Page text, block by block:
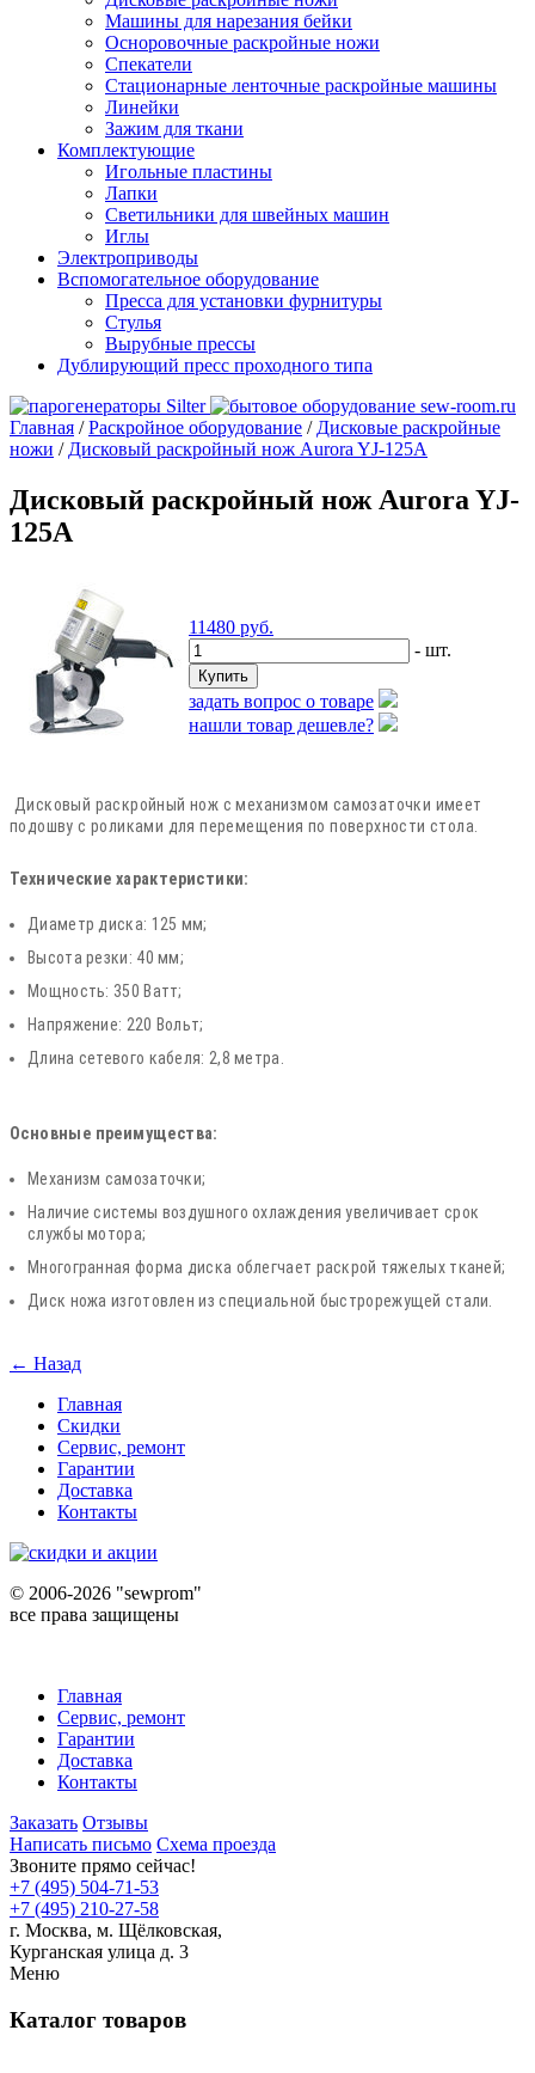
Машины для нарезания бейки
Осноровочные раскройные ножи
Спекатели
Стационарные ленточные раскройные машины
Линейки
Зажим для ткани
Комплектующие
Игольные пластины
Лапки
Светильники для швейных машин
Иглы
Электроприводы
Вспомогательное оборудование
Пресса для установки фурнитуры
Стулья
Вырубные прессы
Дублирующий пресс проходного типа
Главная /Раскройное оборудование / Дисковые раскройные
ножи / Дисковый раскройный нож Aurora YJ-125A
Дисковый раскройный нож Aurora YJ-
125A
11480 руб.
- шт.
задать вопрос о товаре
нашли товар дешевле?
Дисковый раскройный нож с механизмом самозаточки имеет
подошву с роликами для перемещения по поверхности стола.
Технические характеристики:
Диаметр диска: 125 мм;
Высота резки: 40 мм;
Мощность: 350 Ватт;
Напряжение: 220 Вольт;
Длина сетевого кабеля: 2,8 метра.
Основные преимущества:
Механизм самозаточки;
Наличие системы воздушного охлаждения увеличивает срок
службы мотора;
Многогранная форма диска облегчает раскрой тяжелых тканей;
Диск ножа изготовлен из специальной быстрорежущей стали.
← Назад
Главная
Скидки
Сервис, ремонт
Гарантии
Доставка
Контакты
© 2006-2026 "sewprom"
все права защищены
Главная
Сервис, ремонт
Гарантии
Доставка
Контакты
Заказать Отзывы
Написать письмо Схема проезда
Звоните прямо сейчас!
+7 (495) 504-71-53
+7 (495) 210-27-58
г. Москва, м. Щёлковская,
Курганская улица д. 3
Меню
Каталог товаров